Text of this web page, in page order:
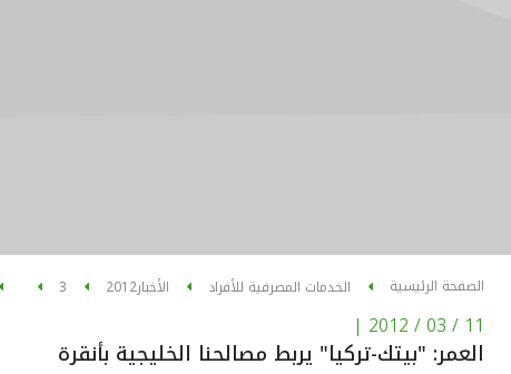
الصفحة الرئيسية الخدمات المصرفية للأفراد الأخبار2012
3
11 / 03 / 2012
|
العمر: "بيتك-تركيا" يربط مصالحنا الخليجية بأنقرة